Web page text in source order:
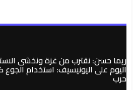
ريما حسن: نقترب من غزة ونخشى
اليومعلىاليونيسيف: استخدام
حرب